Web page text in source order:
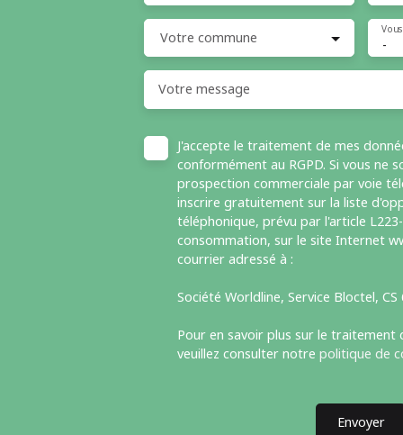
Votre commune -
Votre message
J'accepte le traitement de mes
conformément au RGPD. Si vous ne
prospection commerciale par voie
inscrire gratuitement sur la liste
téléphonique, prévu par l'article
consommation, sur le site Internet
courrier adressé à :
Société Worldline, Service Bloctel, CS
Pour en savoir plus sur le traitement
veuillez consulter notre politique de
Envoyer